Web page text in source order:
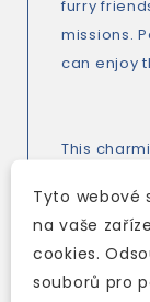
furry
missions.
can enjoy
This
Puppy
Pirate
All-Star
Jurassic
Tyto webové
na vaše
cookies.
souborů pro